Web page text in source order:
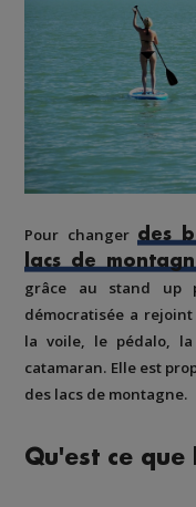
Pour changerdes
lacs de
grâce au stand up
démocratisée a
la voile, le pédalo,
catamaran. Elle est
des lacs de montagne.
Qu'est ce que